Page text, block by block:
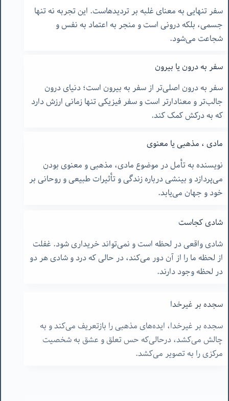
سفر تنهایی به معنای غلبه بر تردیدهاست. این تجربه نه تنها
جسمی، بلکه درونی است و منجر به اعتماد به نفس و
شجاعت می‌شود.
سفر به درون یا بیرون
سفر به درون اصلی‌تر از سفر به بیرون است؛ دنیای درون
جالب‌تر و معنادارتر است و سفر فیزیکی تنها زمانی ارزش دارد
که به درکش کمک کند.
مادی ، مذهبی یا معنوی
نویسنده به تأمل در موضوع مادی، مذهبی و معنوی بودن
می‌پردازد و بینشی درباره زندگی و تأثیرات طبیعی و روحانی بر
خود و جهان می‌یابد.
شادی کجاست
شادی واقعی در لحظه است و نمی‌تواند خریداری شود. غفلت
از لحظه ما را از آن دور می‌کند، در حالی که درد و شادی هر دو
در لحظه وجود دارند.
سجده بر غیرخدا
سجده بر غیرخدا، ایده‌های مذهبی را بازتعریف می‌کند و به
چالش می‌کشد، درحالی‌که حس تعلق و عشق به شخصیت
مرکزی را به تصویر می‌کشد.